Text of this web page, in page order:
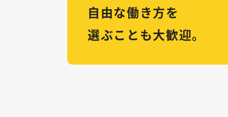
自由な働き方を
選ぶことも大歓迎。